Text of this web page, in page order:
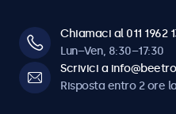
Chiamaci al 011 1962
Lun–Ven, 8:30–17:30
Scrivici a
Risposta entro 2 ore